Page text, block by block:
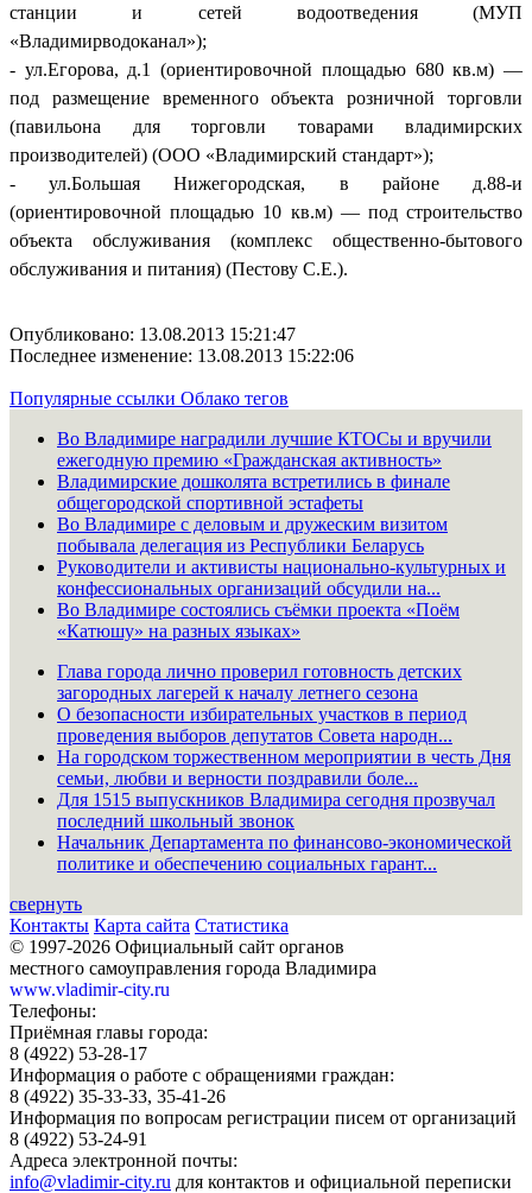
станции и сетей водоотведения (МУП
«Владимирводоканал»);
- ул.Егорова, д.1 (ориентировочной площадью 680 кв.м) —
под размещение временного объекта розничной торговли
(павильона для торговли товарами владимирских
производителей) (ООО «Владимирский стандарт»);
- ул.Большая Нижегородская, в районе д.88-и
(ориентировочной площадью 10 кв.м) — под строительство
объекта обслуживания (комплекс общественно-бытового
обслуживания и питания) (Пестову С.Е.).
Опубликовано: 13.08.2013 15:21:47
Последнее изменение: 13.08.2013 15:22:06
Популярные ссылки Облако тегов
Во Владимире наградили лучшие КТОСы и вручили
ежегодную премию «Гражданская активность»
Владимирские дошколята встретились в финале
общегородской спортивной эстафеты
Во Владимире с деловым и дружеским визитом
побывала делегация из Республики Беларусь
Руководители и активисты национально-культурных и
конфессиональных организаций обсудили на...
Во Владимире состоялись съёмки проекта «Поём
«Катюшу» на разных языках»
Глава города лично проверил готовность детских
загородных лагерей к началу летнего сезона
О безопасности избирательных участков в период
проведения выборов депутатов Совета народн...
На городском торжественном мероприятии в честь Дня
семьи, любви и верности поздравили боле...
Для 1515 выпускников Владимира сегодня прозвучал
последний школьный звонок
Начальник Департамента по финансово-экономической
политике и обеспечению социальных гарант...
свернуть
Контакты Карта сайта Статистика
© 1997-2026 Официальный сайт органов
местного самоуправления города Владимира
www.vladimir-city.ru
Телефоны:
Приёмная главы города:
8 (4922) 53-28-17
Информация о работе с обращениями граждан:
8 (4922) 35-33-33, 35-41-26
Информация по вопросам регистрации писем от организаций
8 (4922) 53-24-91
Адреса электронной почты:
info@vladimir-city.ru для контактов и официальной переписки